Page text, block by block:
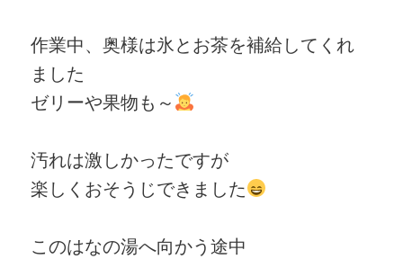
作業中、奥様は氷とお茶を補給してくれ
ました
ゼリーや果物も～
汚れは激しかったですが
楽しくおそうじできました
このはなの湯へ向かう途中